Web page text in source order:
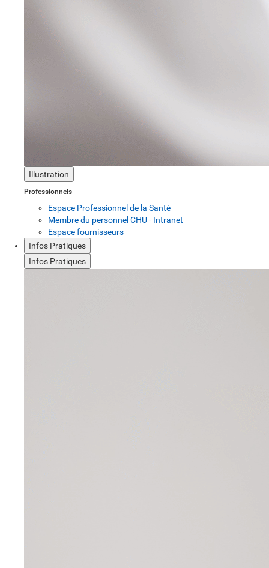
Illustration
Professionnels
Espace Professionnel de la Santé
Membre du personnel CHU - Intranet
Espace fournisseurs
Infos Pratiques
Infos Pratiques